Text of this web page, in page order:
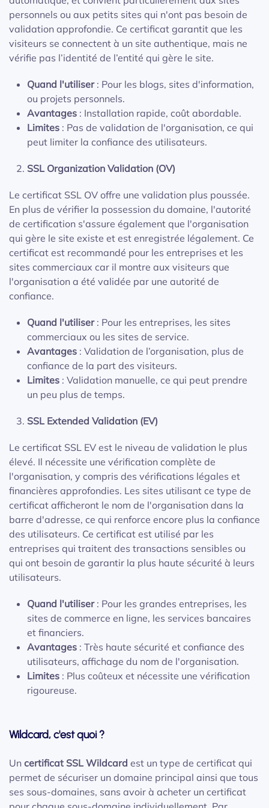
personnels ou aux petits sites qui n'ont pas besoin de
validation approfondie. Ce certificat garantit que les
visiteurs se connectent à un site authentique, mais ne
vérifie pas l’identité de l’entité qui gère le site.
Quand l'utiliser: Pour les blogs, sites d'information,
ou projets personnels.
Avantages : Installation rapide, coût abordable.
Limites : Pas de validation de l'organisation, ce qui
peut limiter la confiance des utilisateurs.
SSL Organization Validation (OV)
Le certificat SSL OV offre une validation plus poussée.
En plus de vérifier la possession du domaine, l'autorité
de certification s'assure également que l'organisation
qui gère le site existe et est enregistrée légalement. Ce
certificat est recommandé pour les entreprises et les
sites commerciaux car il montre aux visiteurs que
l'organisation a été validée par une autorité de
confiance.
Quand l'utiliser: Pour les entreprises, les sites
commerciaux ou les sites de service.
Avantages : Validation de l’organisation, plus de
confiance de la part des visiteurs.
Limites : Validation manuelle, ce qui peut prendre
un peu plus de temps.
SSL Extended Validation (EV)
Le certificat SSL EV est le niveau de validation le plus
élevé. Il nécessite une vérification complète de
l'organisation, y compris des vérifications légales et
financières approfondies. Les sites utilisant ce type de
certificat afficheront le nom de l'organisation dans la
barre d'adresse, ce qui renforce encore plus la confiance
des utilisateurs. Ce certificat est utilisé par les
entreprises qui traitent des transactions sensibles ou
qui ont besoin de garantir la plus haute sécurité à leurs
utilisateurs.
Quand l'utiliser: Pour les grandes entreprises, les
sites de commerce en ligne, les services bancaires
et financiers.
Avantages : Très haute sécurité et confiance des
utilisateurs, affichage du nom de l'organisation.
Limites : Plus coûteux et nécessite une vérification
rigoureuse.
Wildcard, c'est quoi ?
Un certificat SSL Wildcard est un type de certificat qui
permet de sécuriser un domaine principal ainsi que tous
ses sous-domaines, sans avoir à acheter un certificat